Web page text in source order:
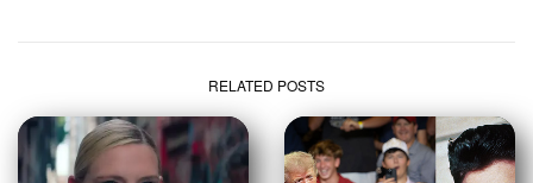
RELATED POSTS